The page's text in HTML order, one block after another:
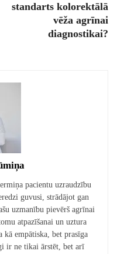
standarts kolorektālā
vēža agrīnai
diagnostikai?
pacientu uzraudzību
guvusi, strādājot gan
uzmanību pievērš agrīnai
atpazīšanai un uztura
empātiska, bet prasīga
ir ne tikai ārstēt, bet arī